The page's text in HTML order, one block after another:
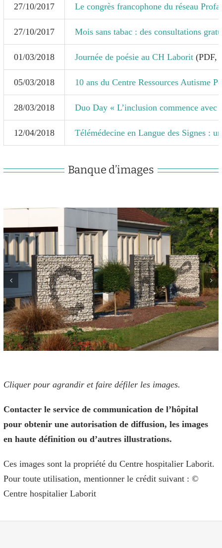
27/10/2017 Le congrès francophone du réseau
27/10/2017 Mois sans tabac : des consultations
01/03/2018 Journée de poésie au CH Laborit (PDF,
05/03/2018 10 ans du Centre Ressources Autisme
28/03/2018 Duo Day « L’inclusion commence avec
12/04/2018 Télémédecine en Langue des Signes :
Banque d’images
Cliquer pour agrandir et faire défiler les images.
Contacter le service de communication de l’hôpital
pour obtenir une autorisation de diffusion, les images
en haute définition ou d’autres illustrations.
Ces images sont la propriété du Centre hospitalier Laborit.
Pour toute utilisation, mentionner le crédit suivant : ©
Centre hospitalier Laborit